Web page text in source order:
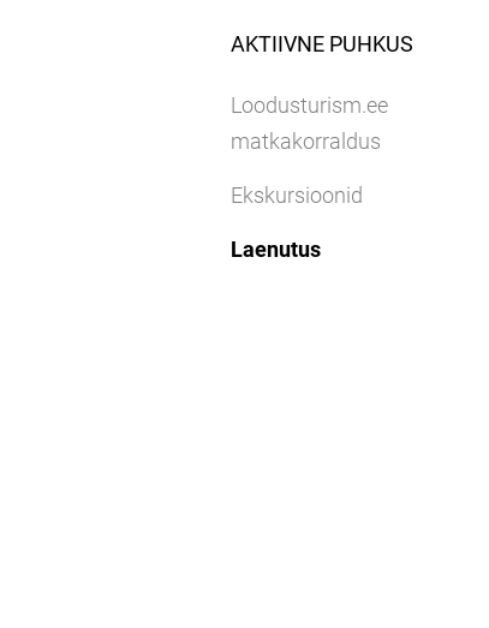
AKTIIVNE PUHKUS
Loodusturism.ee
matkakorraldus
Ekskursioonid
Laenutus